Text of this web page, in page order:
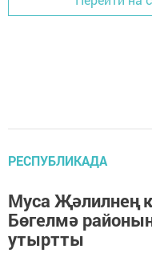
РЕСПУБЛИКАДА
Муса Җәлилнең
Бөгелмә
утыртты